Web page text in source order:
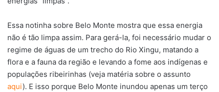
Essa notinha sobre Belo Monte mostra que essa energia
não é tão limpa assim. Para gerá-la, foi necessário mudar o
regime de águas de um trecho do Rio Xingu, matando a
flora e a fauna da região e levando a fome aos indígenas e
populações ribeirinhas (veja matéria sobre o assunto
aqui). E isso porque Belo Monte inundou apenas um terço